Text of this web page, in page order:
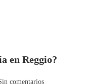
en Reggio?
comentarios